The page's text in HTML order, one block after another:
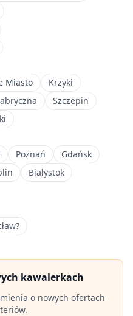
Miasto
Krzyki
Szczepin
Poznań
Gdańsk
Białystok
kawalerkach
o nowych ofertach